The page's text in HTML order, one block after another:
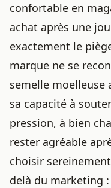
confortable en
achat après une
exactement le
marque ne se
semelle moelleuse
sa capacité à
pression, à bien
rester agréable
choisir
delà du marketing